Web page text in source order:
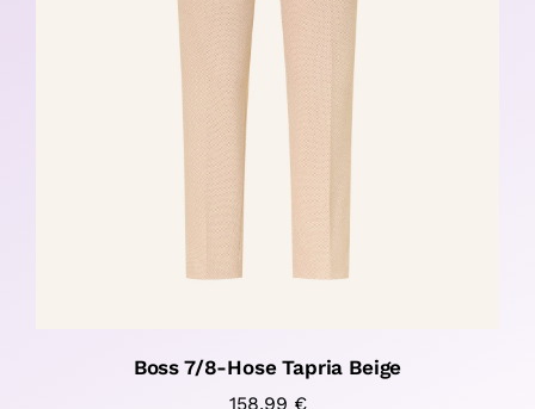
Boss 7/8-Hose Tapria Beige
158,99 €